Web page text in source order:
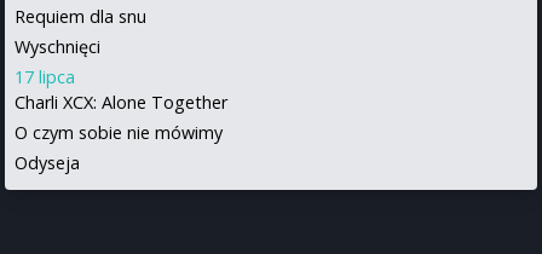
Requiem dla snu
Wyschnięci
17 lipca
Charli XCX: Alone Together
O czym sobie nie mówimy
Odyseja